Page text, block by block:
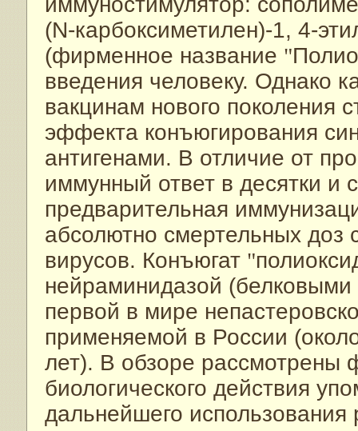
(N-карбоксиметилен)-1, 4-
(фирменное название "
введения человеку. Однако
вакцинам нового поколения
эффекта конъюгирования
антигенами. В отличие от
иммунный ответ в десятки и
предварительная
абсолютно смертельных доз
вирусов. Конъюгат "
нейраминидазой (белковыми
первой в мире
применяемой в России
лет). В обзоре рассмотрены
биологического действия
дальнейшего использования